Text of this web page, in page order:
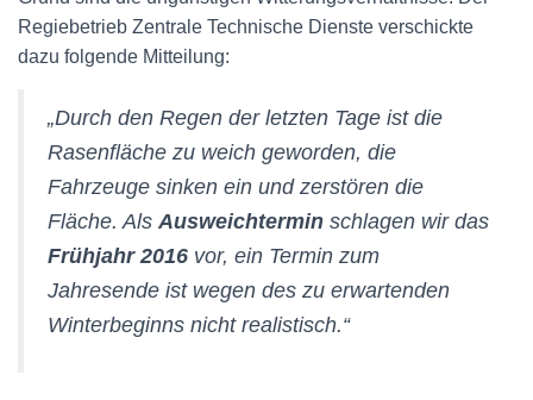
Regiebetrieb Zentrale Technische Dienste verschickte
dazu folgende Mitteilung:
„Durch den Regen der letzten Tage ist die
Rasenfläche zu weich geworden, die
Fahrzeuge sinken ein und zerstören die
Fläche. AlsAusweichtermin schlagen wir das
Frühjahr 2016 vor, ein Termin zum
Jahresende ist wegen des zu erwartenden
Winterbeginns nicht realistisch.“